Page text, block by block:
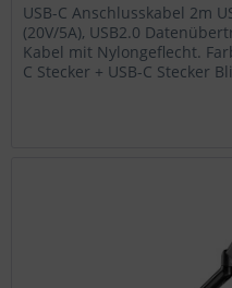
USB-C Anschlusskabel 2m
(20V/5A), USB2.0
Kabel mit Nylongeflecht.
C Stecker + USB-C Stecker